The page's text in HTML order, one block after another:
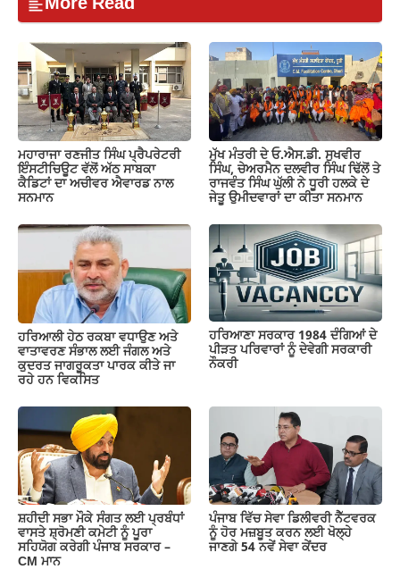
More Read
ਮਹਾਰਾਜਾ ਰਣਜੀਤ ਸਿੰਘ ਪ੍ਰੈਪਰੇਟਰੀ
ਇੰਸਟੀਚਿਊਟ ਵੱਲੋਂ ਅੱਠ ਸਾਬਕਾ
ਕੈਡਿਟਾਂ ਦਾ ਅਚੀਵਰ ਐਵਾਰਡ ਨਾਲ
ਸਨਮਾਨ
ਮੁੱਖ ਮੰਤਰੀ ਦੇ ਓ.ਐਸ.ਡੀ. ਸੁਖਵੀਰ
ਸਿੰਘ, ਚੇਅਰਮੈਨ ਦਲਵੀਰ ਸਿੰਘ ਢਿੱਲੋਂ ਤੇ
ਰਾਜਵੰਤ ਸਿੰਘ ਘੁੱਲੀ ਨੇ ਧੂਰੀ ਹਲਕੇ ਦੇ
ਜੇਤੂ ਉਮੀਦਵਾਰਾਂ ਦਾ ਕੀਤਾ ਸਨਮਾਨ
ਹਰਿਆਲੀ ਹੇਠ ਰਕਬਾ ਵਧਾਉਣ ਅਤੇ
ਵਾਤਾਵਰਣ ਸੰਭਾਲ ਲਈ ਜੰਗਲ ਅਤੇ
ਕੁਦਰਤ ਜਾਗਰੂਕਤਾ ਪਾਰਕ ਕੀਤੇ ਜਾ
ਰਹੇ ਹਨ ਵਿਕਸਿਤ
ਹਰਿਆਣਾ ਸਰਕਾਰ 1984 ਦੰਗਿਆਂ ਦੇ
ਪੀੜਤ ਪਰਿਵਾਰਾਂ ਨੂੰ ਦੇਵੇਗੀ ਸਰਕਾਰੀ
ਨੌਕਰੀ
ਸ਼ਹੀਦੀ ਸਭਾ ਮੌਕੇ ਸੰਗਤ ਲਈ ਪ੍ਰਬੰਧਾਂ
ਵਾਸਤੇ ਸ਼੍ਰੋਮਣੀ ਕਮੇਟੀ ਨੂੰ ਪੂਰਾ
ਸਹਿਯੋਗ ਕਰੇਗੀ ਪੰਜਾਬ ਸਰਕਾਰ –
CM ਮਾਨ
ਪੰਜਾਬ ਵਿੱਚ ਸੇਵਾ ਡਿਲੀਵਰੀ ਨੈੱਟਵਰਕ
ਨੂੰ ਹੋਰ ਮਜ਼ਬੂਤ ਕਰਨ ਲਈ ਖੋਲ੍ਹੇ
ਜਾਣਗੇ 54 ਨਵੇਂ ਸੇਵਾ ਕੇਂਦਰ